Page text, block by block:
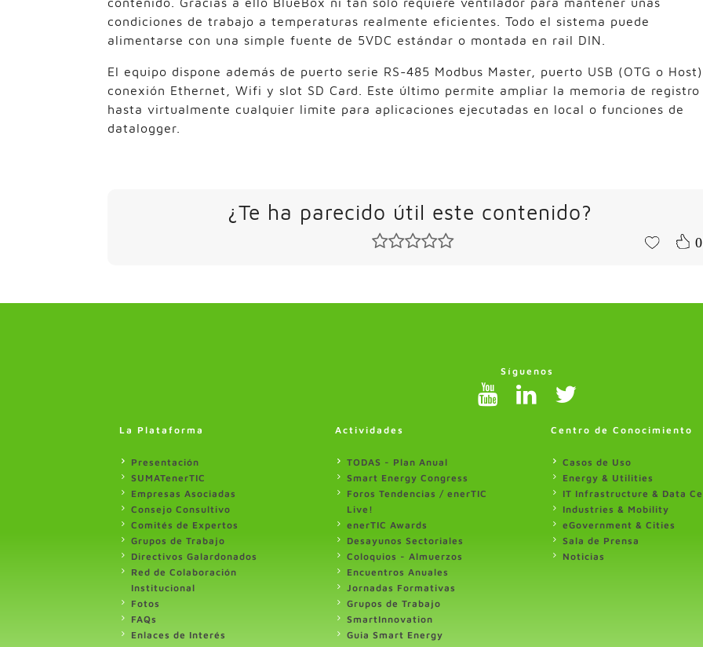
condiciones de trabajo a temperaturas realmente eficientes. Todo el sistema puede
alimentarse con una simple fuente de 5VDC estándar o montada en rail DIN.
El equipo dispone además de puerto serie RS-485 Modbus Master, puerto USB (OTG o
conexión Ethernet, Wifi y slot SD Card. Este último permite ampliar la memoria de registro
hasta virtualmente cualquier limite para aplicaciones ejecutadas en local o funciones de
datalogger.
¿Te ha parecido útil este contenido?
0
Síguenos
La Plataforma
Presentación
SUMATenerTIC
Empresas Asociadas
Consejo Consultivo
Comités de Expertos
Grupos de Trabajo
Directivos Galardonados
Red de Colaboración
Institucional
Fotos
FAQs
Enlaces de Interés
Actividades
TODAS - Plan Anual
Smart Energy Congress
Foros Tendencias / enerTIC
Live!
enerTIC Awards
Desayunos Sectoriales
Coloquios - Almuerzos
Encuentros Anuales
Jornadas Formativas
Grupos de Trabajo
SmartInnovation
Guia Smart Energy
Centro de Conocimiento
Casos de Uso
Energy & Utilities
IT Infrastructure & Data
Industries & Mobility
eGovernment & Cities
Sala de Prensa
Noticias